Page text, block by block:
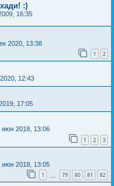
:)
16:35
2020, 13:38
1 2
12:43
17:05
июн 2018, 13:06
1 2 3
июн 2018, 13:05
1 79 80 81 82